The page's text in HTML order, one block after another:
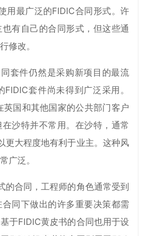
用最广泛的FIDIC合同形式。许
有自己的合同形式，但这些通
修改。
套件仍然是采购新项目的最流
套件尚未得到广泛采用。
国和其他国家的公共部门客户
沙特并不常用。在沙特，通常
更大程度地有利于业主。这种风
广泛。
的合同，工程师的角色通常受到
同下做出的许多重要决策都需
于FIDIC黄皮书的合同也用于设